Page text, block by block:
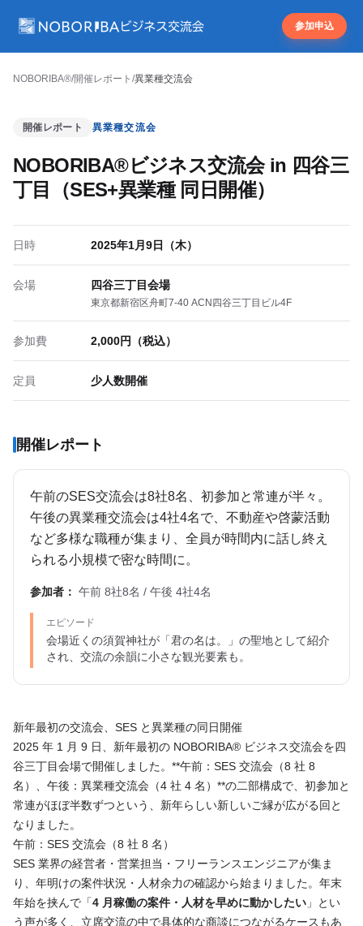
参加申込
NOBORIBA®/開催レポート /異業種交流会
開催レポート 異業種交流会
NOBORIBA®ビジネス交流会 in 四谷三
丁目（SES+異業種 同日開催）
日時 2025年1月9日（木）
会場 四谷三丁目会場
東京都新宿区舟町7-40 ACN四谷三丁目ビル4F
参加費 2,000円（税込）
定員 少人数開催
開催レポート
午前のSES交流会は8社8名、初参加と常連が半々。
午後の異業種交流会は4社4名で、不動産や啓蒙活動
など多様な職種が集まり、全員が時間内に話し終え
られる小規模で密な時間に。
参加者： 午前 8社8名 / 午後 4社4名
エピソード
会場近くの須賀神社が「君の名は。」の聖地として紹介
され、交流の余韻に小さな観光要素も。
新年最初の交流会、SES と異業種の同日開催
2025 年 1 月 9 日、新年最初の NOBORIBA® ビジネス交流会を四
谷三丁目会場で開催しました。**午前：SES 交流会（8 社 8
名）、午後：異業種交流会（4 社 4 名）**の二部構成で、初参加と
常連がほぼ半数ずつという、新年らしい新しいご縁が広がる回と
なりました。
午前：SES 交流会（8 社 8 名）
SES 業界の経営者・営業担当・フリーランスエンジニアが集ま
り、年明けの案件状況・人材余力の確認から始まりました。年末
年始を挟んで「4 月稼働の案件・人材を早めに動かしたい 」とい
う声が多く、立席交流の中で具体的な商談につながるケースもあ